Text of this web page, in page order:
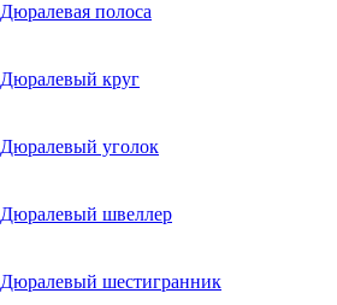
Дюралевая полоса
Дюралевый круг
Дюралевый уголок
Дюралевый швеллер
Дюралевый шестигранник